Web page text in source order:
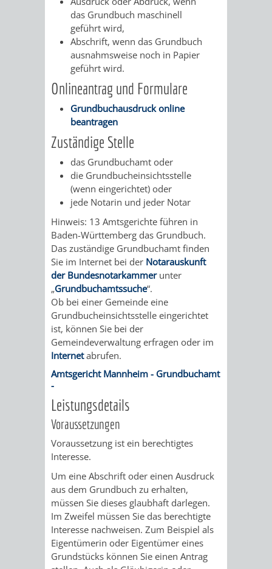
HILFE
MENSCHEN
MIT
BEHINDERUNG
MENSCHEN
MIT
DEMENZ
MIGRANTEN
/
FLÜCHTLINGE
BAUHERREN
BAUHERRENBERATUNG
GRUNDSTÜCKSWERTERMITTLUNG
DENKMALSCHUTZ
AUFGABEN
DER
UNTEREN
DENKMALSCHUTZBEHÖRDE
STEUERVORTEILE
SATZUNGEN
IM
BEREICH
DENKMALSCHUTZ
GENEHMIGUNGSVERFAHREN
TAG
OFFENEN
DENKMALS
VERKAUF
STÄDTISCHER
BAUPLÄTZE
VERKAUF
STÄDTISCHER
HÄUSER
/
LIEGENSCHAFTEN
ABWASSERBESEITIGUNG
ERSCHLIESSUNGSBEITRAG
VERMIETE
DOCH
AN
TAGESORDNUNG
/
UMLEGUNGSAUSSCHUSS
BERATENDE
RATHAUS
BÜRGERMEISTER
DEZERNATE
ÄMTER
FÜR
BAURECHT
UND UND
STABSSTELLE
BÄDER
HOCHBAU
(PLANUNG
UND
KULTUR,
das Grundbuch maschinell
geführt wird,
Abschrift, wenn das Grundbuch
ausnahmsweise noch in Papier
geführt wird.
Onlineantrag und Formulare
Grundbuchausdruck online
beantragen
Zuständige Stelle
das Grundbuchamt oder
die Grundbucheinsichtsstelle
(wenn eingerichtet) oder
jede Notarin und jeder Notar
Hinweis: 13 Amtsgerichte führen in
Baden-Württemberg das Grundbuch.
Das zuständige Grundbuchamt finden
Sie im Internet bei der Notarauskunft
der Bundesnotarkammerunter
„Grundbuchamtssuche“.
Ob bei einer Gemeinde eine
Grundbucheinsichtsstelle eingerichtet
ist, können Sie bei der
Gemeindeverwaltung erfragen oder im
Internetabrufen.
Amtsgericht Mannheim - Grundbuchamt
-
Leistungsdetails
Voraussetzungen
Voraussetzung ist ein berechtigtes
Interesse.
Um eine Abschrift oder einen Ausdruck
aus dem Grundbuch zu erhalten,
müssen Sie dieses glaubhaft darlegen.
Im Zweifel müssen Sie das berechtigte
Interesse nachweisen. Zum Beispiel als
Eigentümerin oder Eigentümer eines
Grundstücks können Sie einen Antrag